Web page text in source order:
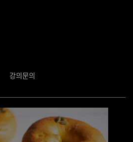
스운영
만들고 속에는 단팥과 크림치즈를 넣어
강의문의